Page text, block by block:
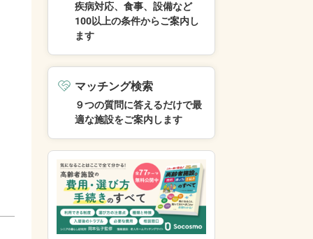
疾病対応、食事、設備など
100以上の条件からご案内し
ます
マッチング検索
９つの質問に答えるだけで最
適な施設をご案内します